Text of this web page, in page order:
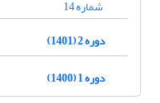
شماره 14
دوره 2 (1401)
دوره 1 (1400)